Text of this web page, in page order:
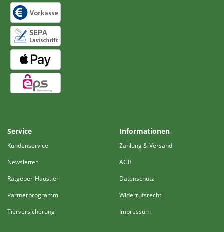
Service
Kundenservice
Newsletter
Ratgeber-Haustier
Partnerprogramm
Tierversicherung
Informationen
Zahlung & Versand
AGB
Datenschutz
Widerrufsrecht
Impressum